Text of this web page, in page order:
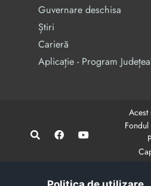
Guvernare deschisa
Știri
Carieră
Aplicație - Program
Acest
CodMySmis/Sipoca: 128880/